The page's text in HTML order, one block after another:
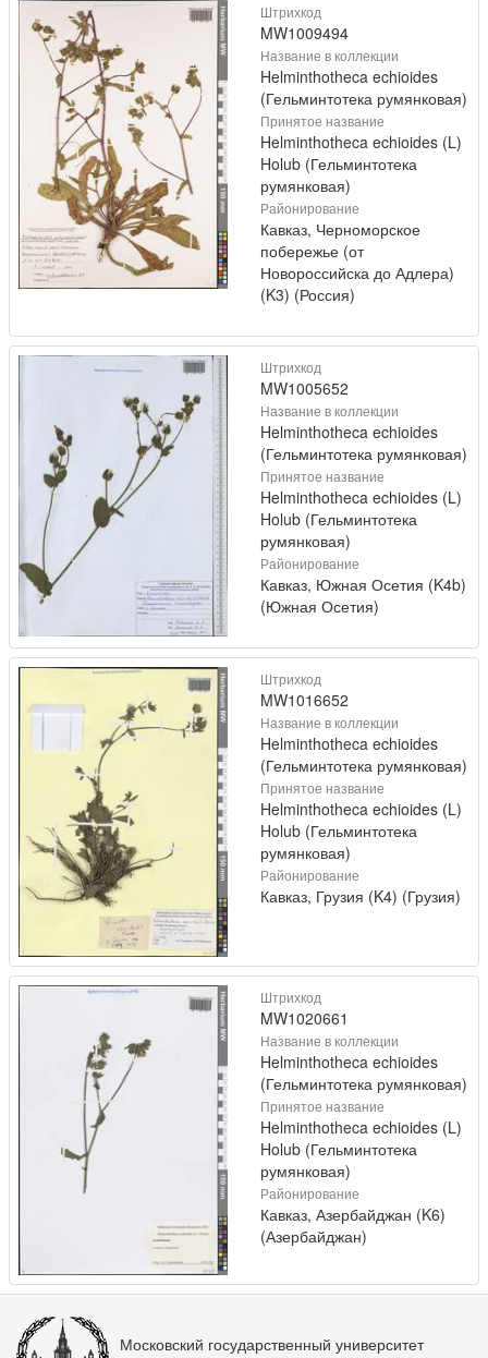
Штрихкод
MW1009494
Название в коллекции
Helminthotheca echioides
(Гельминтотека румянковая)
Принятое название
Helminthotheca echioides (L)
Holub (Гельминтотека
румянковая)
Районирование
Кавказ, Черноморское
побережье (от
Новороссийска до Адлера)
(K3) (Россия)
Штрихкод
MW1005652
Название в коллекции
Helminthotheca echioides
(Гельминтотека румянковая)
Принятое название
Helminthotheca echioides (L)
Holub (Гельминтотека
румянковая)
Районирование
Кавказ, Южная Осетия (K4b)
(Южная Осетия)
Штрихкод
MW1016652
Название в коллекции
Helminthotheca echioides
(Гельминтотека румянковая)
Принятое название
Helminthotheca echioides (L)
Holub (Гельминтотека
румянковая)
Районирование
Кавказ, Грузия (K4) (Грузия)
Штрихкод
MW1020661
Название в коллекции
Helminthotheca echioides
(Гельминтотека румянковая)
Принятое название
Helminthotheca echioides (L)
Holub (Гельминтотека
румянковая)
Районирование
Кавказ, Азербайджан (K6)
(Азербайджан)
Московский государственный университет